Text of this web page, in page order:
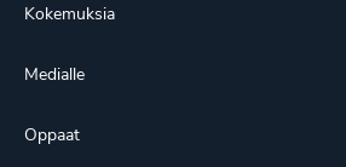
Kokemuksia
Medialle
Oppaat